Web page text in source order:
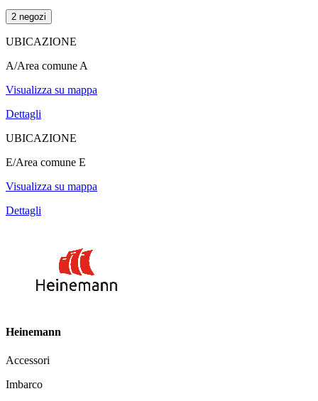
2 negozi
UBICAZIONE
A/Area comune A
Visualizza su mappa
Dettagli
UBICAZIONE
E/Area comune E
Visualizza su mappa
Dettagli
Heinemann
Accessori
Imbarco